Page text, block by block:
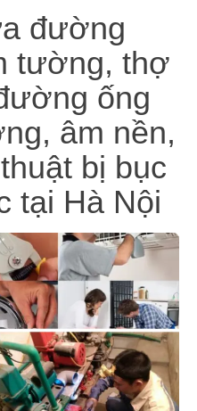
đường
tường, thợ
ống
âm nền,
bị bục
tại Hà Nội